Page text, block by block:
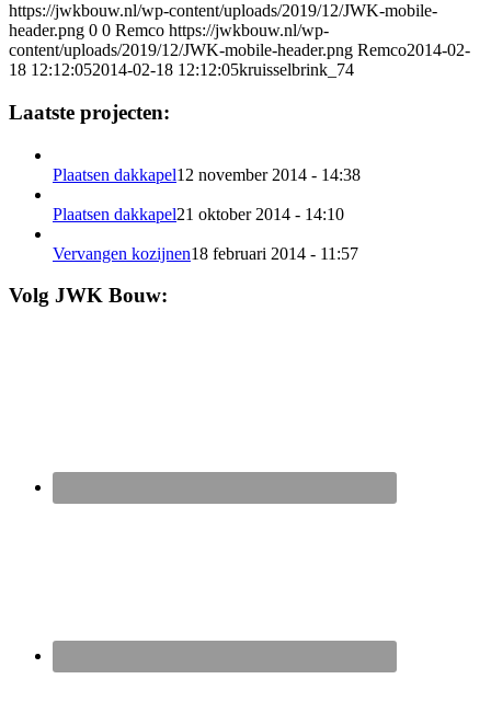
https://jwkbouw.nl/wp-content/uploads/2019/12/JWK-mobile-
header.png 0 0 Remco https://jwkbouw.nl/wp-
content/uploads/2019/12/JWK-mobile-header.png Remco2014-02-
18 12:12:052014-02-18 12:12:05kruisselbrink_74
Laatste projecten:
Plaatsen dakkapel12 november 2014 - 14:38
Plaatsen dakkapel21 oktober 2014 - 14:10
Vervangen kozijnen18 februari 2014 - 11:57
Volg JWK Bouw: